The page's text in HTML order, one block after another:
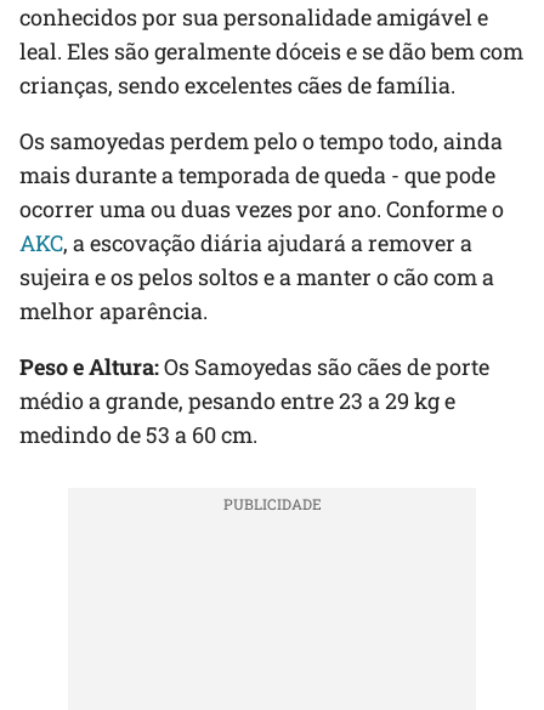
conhecidos por sua personalidade amigável e
leal. Eles são geralmente dóceis e se dão bem com
crianças, sendo excelentes cães de família.
Os samoyedas perdem pelo o tempo todo, ainda
mais durante a temporada de queda - que pode
ocorrer uma ou duas vezes por ano. Conforme o
AKC, a escovação diária ajudará a remover a
sujeira e os pelos soltos e a manter o cão com a
melhor aparência.
Peso e Altura:Os Samoyedas são cães de porte
médio a grande, pesando entre 23 a 29 kg e
medindo de 53 a 60 cm.